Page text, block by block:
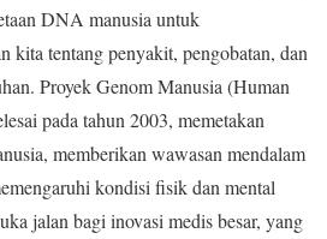
DNA manusia untuk
kita tentang penyakit, pengobatan, dan
Proyek Genom Manusia (Human
pada tahun 2003, memetakan
memberikan wawasan mendalam
kondisi fisik dan mental
jalan bagi inovasi medis besar, yang